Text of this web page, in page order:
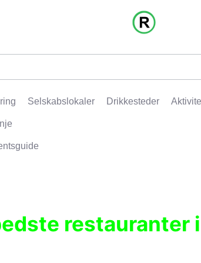
Selskabslokaler Drikkesteder
restauranter